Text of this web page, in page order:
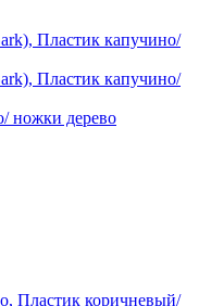
ножки дерево